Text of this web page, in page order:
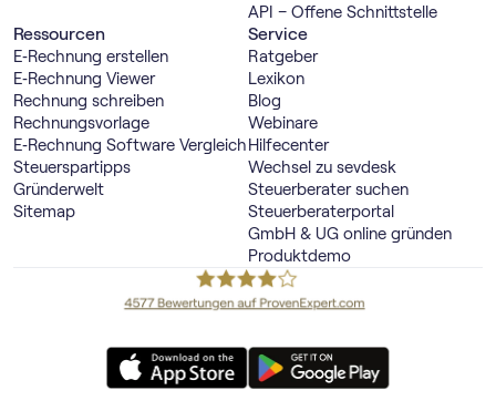
API – Offene Schnittstelle
Ressourcen
E‑Rechnung erstellen
E‑Rechnung Viewer
Rechnung schreiben
Rechnungsvorlage
E‑Rechnung Software Vergleich
Steuerspartipps
Gründerwelt
Sitemap
Service
Ratgeber
Lexikon
Blog
Webinare
Hilfecenter
Wechsel zu sevdesk
Steuerberater suchen
Steuerberaterportal
GmbH & UG online gründen
Produktdemo